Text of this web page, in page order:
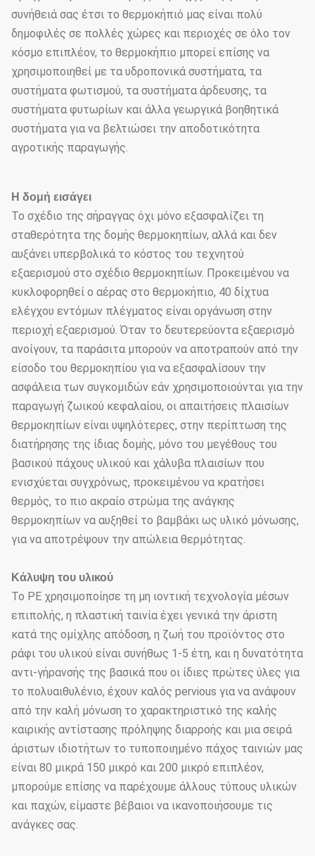
συνήθειά σας έτσι το θερμοκήπιό μας είναι πολύ
δημοφιλές σε πολλές χώρες και περιοχές σε όλο τον
κόσμο επιπλέον, το θερμοκήπιο μπορεί επίσης να
χρησιμοποιηθεί με τα υδροπονικά συστήματα, τα
συστήματα φωτισμού, τα συστήματα άρδευσης, τα
συστήματα φυτωρίων και άλλα γεωργικά βοηθητικά
συστήματα για να βελτιώσει την αποδοτικότητα
αγροτικής παραγωγής.
Η δομή εισάγει
Το σχέδιο της σήραγγας όχι μόνο εξασφαλίζει τη
σταθερότητα της δομής θερμοκηπίων, αλλά και δεν
αυξάνει υπερβολικά το κόστος του τεχνητού
εξαερισμού στο σχέδιο θερμοκηπίων. Προκειμένου να
κυκλοφορηθεί ο αέρας στο θερμοκήπιο, 40 δίχτυα
ελέγχου εντόμων πλέγματος είναι οργάνωση στην
περιοχή εξαερισμού. Όταν το δευτερεύοντα εξαερισμό
ανοίγουν, τα παράσιτα μπορούν να αποτραπούν από την
είσοδο του θερμοκηπίου για να εξασφαλίσουν την
ασφάλεια των συγκομιδών εάν χρησιμοποιούνται για την
παραγωγή ζωικού κεφαλαίου, οι απαιτήσεις πλαισίων
θερμοκηπίων είναι υψηλότερες, στην περίπτωση της
διατήρησης της ίδιας δομής, μόνο του μεγέθους του
βασικού πάχους υλικού και χάλυβα πλαισίων που
ενισχύεται συγχρόνως, προκειμένου να κρατήσει
θερμός, το πιο ακραίο στρώμα της ανάγκης
θερμοκηπίων να αυξηθεί το βαμβάκι ως υλικό μόνωσης,
για να αποτρέψουν την απώλεια θερμότητας.
Κάλυψη του υλικού
Το PE χρησιμοποίησε τη μη ιοντική τεχνολογία μέσων
επιπολής, η πλαστική ταινία έχει γενικά την άριστη
κατά της ομίχλης απόδοση, η ζωή του προϊόντος στο
ράφι του υλικού είναι συνήθως 1-5 έτη, και η δυνατότητα
αντι-γήρανσής της βασικά που οι ίδιες πρώτες ύλες για
το πολυαιθυλένιο, έχουν καλός pervious για να ανάψουν
από την καλή μόνωση το χαρακτηριστικό της καλής
καιρικής αντίστασης πρόληψης διαρροής και μια σειρά
άριστων ιδιοτήτων το τυποποιημένο πάχος ταινιών μας
είναι 80 μικρά 150 μικρό και 200 μικρό επιπλέον,
μπορούμε επίσης να παρέχουμε άλλους τύπους υλικών
και παχών, είμαστε βέβαιοι να ικανοποιήσουμε τις
ανάγκες σας.